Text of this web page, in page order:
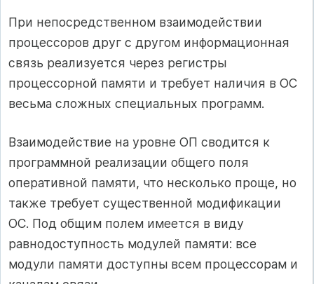
При непосредственном взаимодействии
процессоров друг с другом информационная
связь реализуется через регистры
процессорной памяти и требует наличия в ОС
весьма сложных специальных программ.
Взаимодействие на уровне ОП сводится к
программной реализации общего поля
оперативной памяти, что несколько проще, но
также требует существенной модификации
ОС. Под общим полем имеется в виду
равнодоступность модулей памяти: все
модули памяти доступны всем процессорам и